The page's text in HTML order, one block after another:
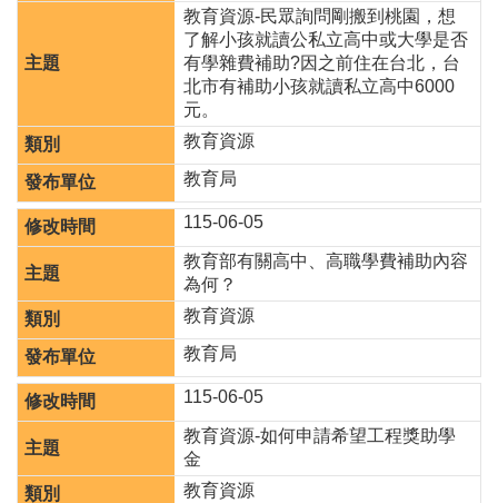
安
全
回
首
頁
站
導
覽
市
政
信
箱
教育資源-民眾詢問剛搬到桃園，想
了解小孩就讀公私立高中或大學是否
有學雜費補助?因之前住在台北，台
北市有補助小孩就讀私立高中6000
元。
教育資源
教育局
115-06-05
教育部有關高中、高職學費補助內容
為何？
教育資源
教育局
115-06-05
教育資源-如何申請希望工程獎助學
金
教育資源